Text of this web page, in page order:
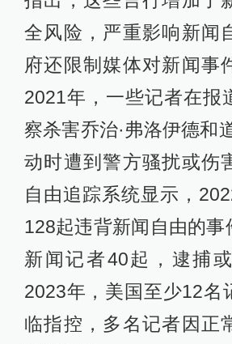
全风险，严重影响新闻
府还限制媒体对新闻事
2021年，一些记者在报
察杀害乔治·弗洛伊德和
动时遭到警方骚扰或伤
自由追踪系统显示，
128起违背新闻自由的事
新闻记者40起，逮捕或
2023年，美国至少12名
临指控，多名记者因正